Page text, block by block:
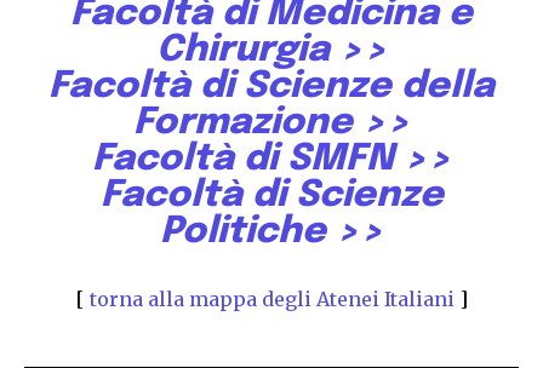
Facoltà di Medicina e
Chirurgia >>
Facoltà di Scienze della
Formazione >>
Facoltà di SMFN>>
Facoltà di Scienze
Politiche >>
[ torna alla mappa degli Atenei Italiani ]